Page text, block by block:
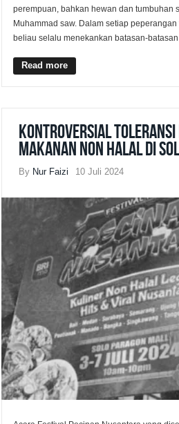
perempuan, bahkan hewan dan tumbuhan
Muhammad saw. Dalam setiap
beliau selalu menekankan batasan-batasan
Read more
Kontroversial
Makanan Non Halal di
By Nur Faizi 10 Juli 2024